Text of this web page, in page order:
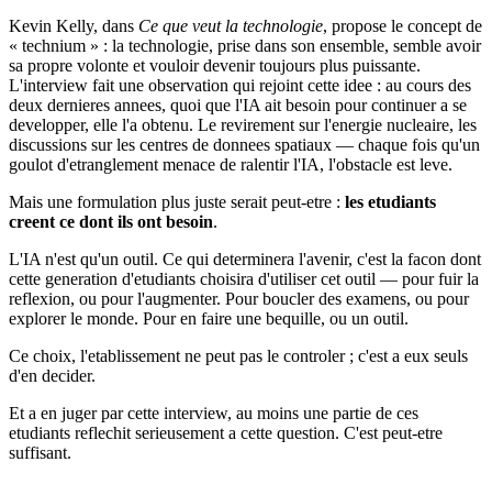
Kevin Kelly, dans Ce que veut la technologie, propose le concept de
« technium » : la technologie, prise dans son ensemble, semble avoir
sa propre volonte et vouloir devenir toujours plus puissante.
L'interview fait une observation qui rejoint cette idee : au cours des
deux dernieres annees, quoi que l'IA ait besoin pour continuer a se
developper, elle l'a obtenu. Le revirement sur l'energie nucleaire, les
discussions sur les centres de donnees spatiaux — chaque fois qu'un
goulot d'etranglement menace de ralentir l'IA, l'obstacle est leve.
Mais une formulation plus juste serait peut-etre : les etudiants
creent ce dont ils ont besoin.
L'IA n'est qu'un outil. Ce qui determinera l'avenir, c'est la facon dont
cette generation d'etudiants choisira d'utiliser cet outil — pour fuir la
reflexion, ou pour l'augmenter. Pour boucler des examens, ou pour
explorer le monde. Pour en faire une bequille, ou un outil.
Ce choix, l'etablissement ne peut pas le controler ; c'est a eux seuls
d'en decider.
Et a en juger par cette interview, au moins une partie de ces
etudiants reflechit serieusement a cette question. C'est peut-etre
suffisant.